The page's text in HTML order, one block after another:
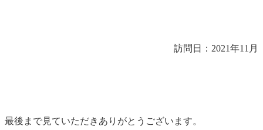
訪問日：2021年11月
最後まで見ていただきありがとうございます。